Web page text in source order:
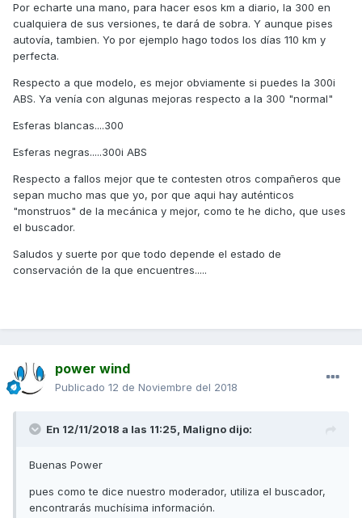
Por echarte una mano, para hacer esos km a diario, la 300 en
cualquiera de sus versiones, te dará de sobra. Y aunque pises
autovía, tambien. Yo por ejemplo hago todos los días 110 km y
perfecta.
Respecto a que modelo, es mejor obviamente si puedes la 300i
ABS. Ya venía con algunas mejoras respecto a la 300 "normal"
Esferas blancas....300
Esferas negras.....300i ABS
Respecto a fallos mejor que te contesten otros compañeros que
sepan mucho mas que yo, por que aqui hay auténticos
"monstruos" de la mecánica y mejor, como te he dicho, que uses
el buscador.
Saludos y suerte por que todo depende el estado de
conservación de la que encuentres.....
power wind
Publicado 12 de Noviembre del 2018
En 12/11/2018 a las 11:25, Maligno dijo:
Buenas Power
pues como te dice nuestro moderador, utiliza el buscador,
encontrarás muchísima información.